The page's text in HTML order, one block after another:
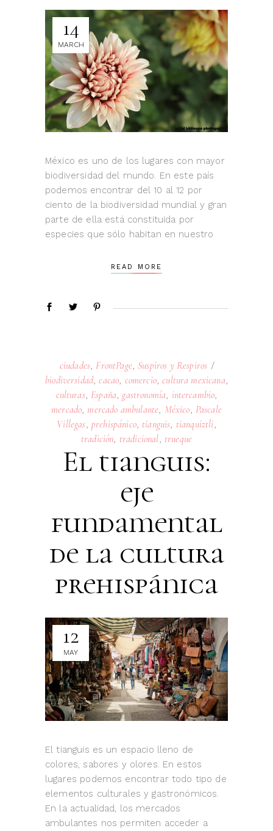
14
MARCH
México es uno de los lugares con mayor
biodiversidad del mundo. En este país
podemos encontrar del 10 al 12 por
ciento de la biodiversidad mundial y gran
parte de ella está constituida por
especies que sólo habitan en nuestro
READ MORE
ciudades FrontPage ,Suspiros y Respiros
biodiversidad ,cacao comercio,cultura mexicana
culturas, España gastronomía intercambio
mercado mercado ambulante México Pascale
Villegas prehispánico, tianguis tianquiztli
tradición tradicional trueque
El tianguis:
eje
fundamental
de la cultura
prehispánica
12
MAY
El tianguis es un espacio lleno de
colores, sabores y olores. En estos
lugares podemos encontrar todo tipo de
elementos culturales y gastronómicos.
En la actualidad, los mercados
ambulantes nos permiten acceder a